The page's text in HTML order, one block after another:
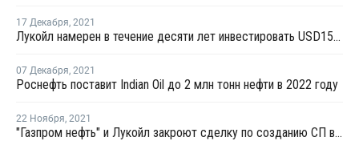
17 Декабря, 2021
Лукойл намерен в течение десяти лет инвестировать USD15 млрд в возобновляемые источники энергии
07 Декабря, 2021
Роснефть поставит Indian Oil до 2 млн тонн нефти в 2022 году
22 Ноября, 2021
"Газпром нефть" и Лукойл закроют сделку по созданию СП в ЯНАО во втором квартале 2022 года